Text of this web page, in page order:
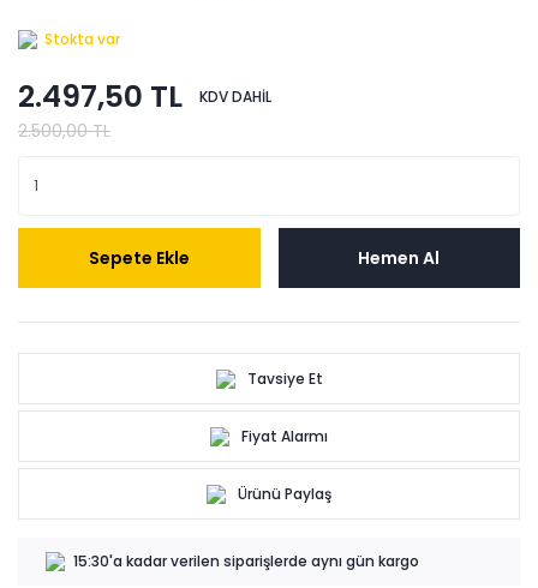
Stokta var
2.497,50 TL KDV DAHİL
2.500,00 TL
Sepete Ekle Hemen Al
Tavsiye Et
Fiyat Alarmı
Ürünü Paylaş
15:30'a kadar verilen siparişlerde aynı gün kargo